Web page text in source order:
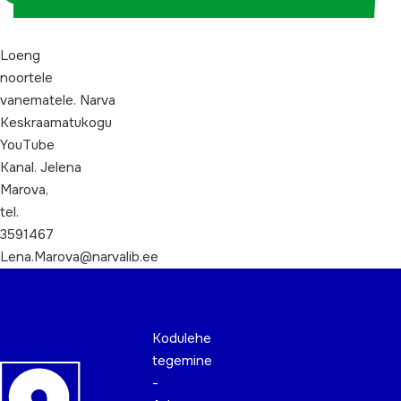
Loeng
noortele
vanematele. Narva
Keskraamatukogu
YouTube
Kanal. Jelena
Marova,
tel.
3591467
Lena.Marova@narvalib.ee
Kodulehe
tegemine
-